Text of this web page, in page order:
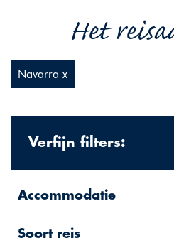
Het
Navarra x
Verfijn filters:
Accommodatie
Soort reis